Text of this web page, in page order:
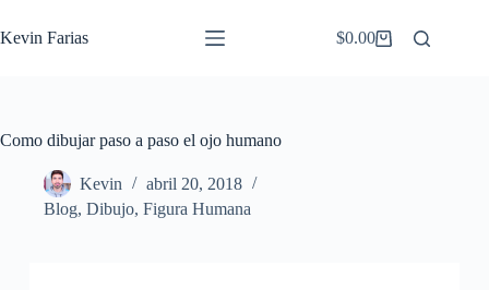
al
contenido
Kevin Farias
Carro
$0.00
Como dibujar paso a paso el ojo humano
Kevin
abril 20, 2018
Blog, Dibujo, Figura Humana